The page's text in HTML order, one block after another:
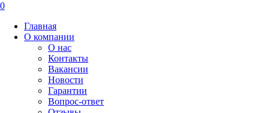
0
Главная
О компании
О нас
Контакты
Вакансии
Новости
Гарантии
Вопрос-ответ